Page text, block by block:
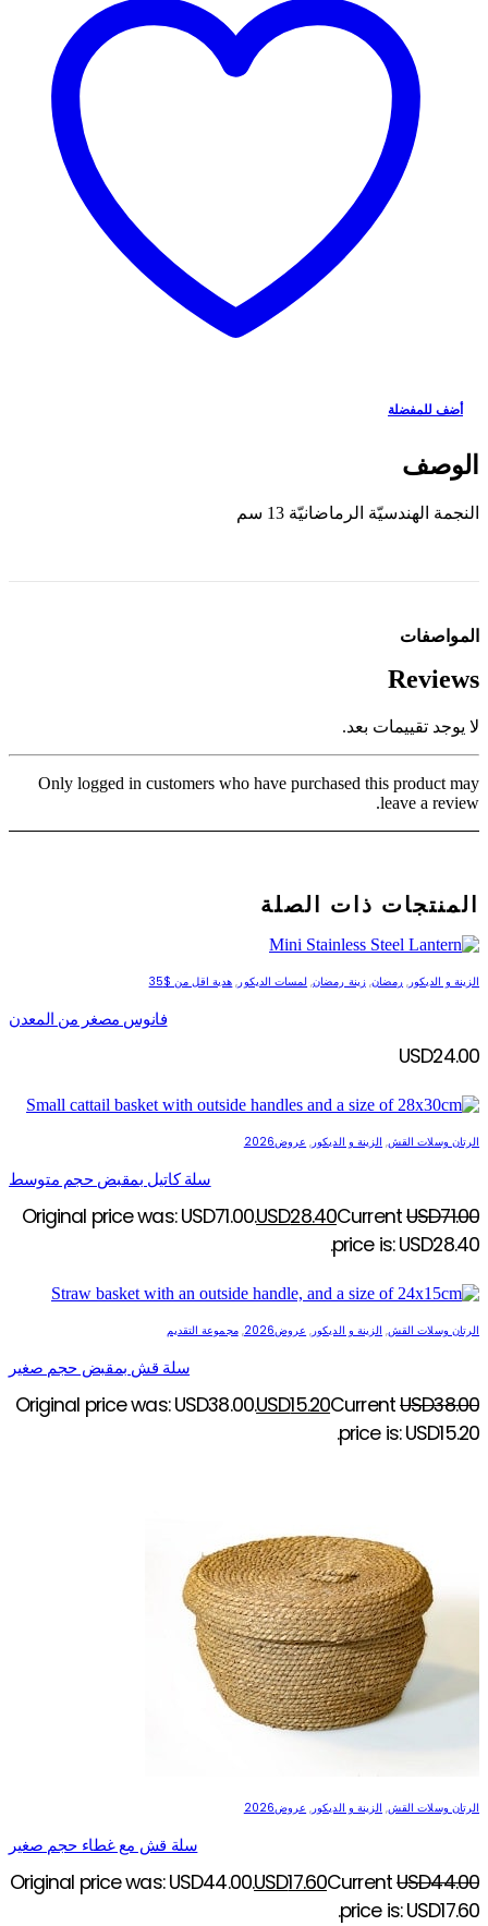
أضف للمفضلة
الوصف
النجمة الهندسيّة الرماضانيّة 13 سم
المواصفات
Reviews
لا يوجد تقييمات بعد.
Only logged in customers who have purchased this product may
leave a review.
المنتجات ذات الصلة
الزينة و الديكور, رمضان,زينة رمضان, لمسات الديكور, هدية اقل من $35
فانوس مصغر من المعدن
USD24.00
الرتان وسلات القش, الزينة و الديكور, عروض2026
سلة كاتيل بمقبض حجم متوسط
USD71.00
Original price was: USD71.00.USD28.40Current
price is: USD28.40.
الرتان وسلات القش, الزينة و الديكور, عروض2026 ,مجموعة التقديم
سلة قش بمقبض حجم صغير
USD38.00
Original price was: USD38.00.USD15.20Current
price is: USD15.20.
الرتان وسلات القش, الزينة و الديكور, عروض2026
سلة قش مع غطاء حجم صغير
USD44.00
Original price was: USD44.00.USD17.60Current
price is: USD17.60.